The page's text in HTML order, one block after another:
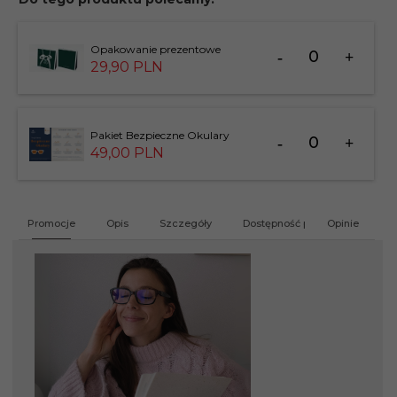
Opakowanie prezentowe
29,90 PLN
dla
Pakiet Bezpieczne Okulary
49,00 PLN
dla
Promocje Opis Szczegóły Dostępność produktu
Opinie